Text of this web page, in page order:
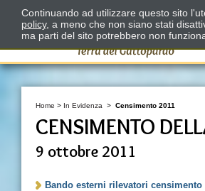
Home > In Evidenza > Censimento 2011
CENSIMENTO
9 ottobre 2011
Bando esterni rilevatori censimento
Continuando ad utilizzare questo sito
policy, a meno che non siano stati
ma parti del sito potrebbero non